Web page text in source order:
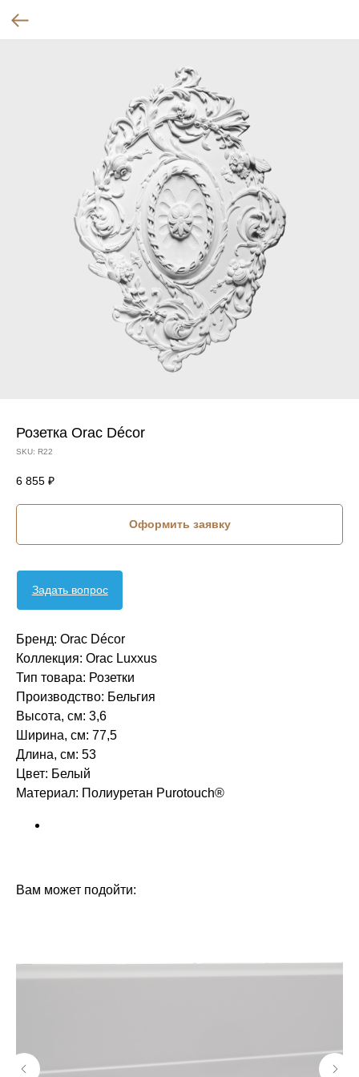
Розетка Orac Décor
SKU: R22
6 855 ₽
Оформить заявку
Задать вопрос
Бренд: Orac Décor
Коллекция: Orac Luxxus
Тип товара: Розетки
Производство: Бельгия
Высота, см: 3,6
Ширина, см: 77,5
Длина, см: 53
Цвет: Белый
Материал: Полиуретан Purotouch®‎‎
Вам может подойти: